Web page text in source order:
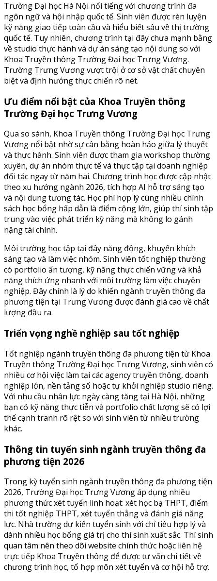
Trường Đại học Hà Nội nổi tiếng với chương trình đa
ngôn ngữ và hội nhập quốc tế. Sinh viên được rèn luyện
kỹ năng giao tiếp toàn cầu và hiểu biết sâu về thị trường
quốc tế. Tuy nhiên, chương trình tại đây chưa mạnh bằng
về studio thực hành và dự án sáng tạo nội dung so với
Khoa Truyền thông Trường Đại học Trưng Vương.
Trường Trưng Vương vượt trội ở cơ sở vật chất chuyên
biệt và định hướng thực chiến rõ nét.
Ưu điểm nổi bật của Khoa Truyền thông
Trường Đại học Trưng Vương
Qua so sánh, Khoa Truyền thông Trường Đại học Trưng
Vương nổi bật nhờ sự cân bằng hoàn hảo giữa lý thuyết
và thực hành. Sinh viên được tham gia workshop thường
xuyên, dự án nhóm thực tế và thực tập tại doanh nghiệp
đối tác ngay từ năm hai. Chương trình học được cập nhật
theo xu hướng ngành 2026, tích hợp AI hỗ trợ sáng tạo
và nội dung tương tác. Học phí hợp lý cùng nhiều chính
sách học bổng hấp dẫn là điểm cộng lớn, giúp thí sinh tập
trung vào việc phát triển kỹ năng mà không lo gánh
nặng tài chính.
Môi trường học tập tại đây năng động, khuyến khích
sáng tạo và làm việc nhóm. Sinh viên tốt nghiệp thường
có portfolio ấn tượng, kỹ năng thực chiến vững và khả
năng thích ứng nhanh với môi trường làm việc chuyên
nghiệp. Đây chính là lý do khiến ngành truyền thông đa
phương tiện tại Trưng Vương được đánh giá cao về chất
lượng đầu ra.
Triển vọng nghề nghiệp sau tốt nghiệp
Tốt nghiệp ngành truyền thông đa phương tiện từ Khoa
Truyền thông Trường Đại học Trưng Vương, sinh viên có
nhiều cơ hội việc làm tại các agency truyền thông, doanh
nghiệp lớn, nền tảng số hoặc tự khởi nghiệp studio riêng.
Với nhu cầu nhân lực ngày càng tăng tại Hà Nội, những
bạn có kỹ năng thực tiễn và portfolio chất lượng sẽ có lợi
thế cạnh tranh rõ rệt so với sinh viên từ nhiều trường
khác.
Thông tin tuyển sinh ngành truyền thông đa
phương tiện 2026
Trong kỳ tuyển sinh ngành truyền thông đa phương tiện
2026, Trường Đại học Trưng Vương áp dụng nhiều
phương thức xét tuyển linh hoạt: xét học bạ THPT, điểm
thi tốt nghiệp THPT, xét tuyển thẳng và đánh giá năng
lực. Nhà trường dự kiến tuyển sinh với chỉ tiêu hợp lý và
dành nhiều học bổng giá trị cho thí sinh xuất sắc. Thí sinh
quan tâm nên theo dõi website chính thức hoặc liên hệ
trực tiếp Khoa Truyền thông để được tư vấn chi tiết về
chương trình học, tổ hợp môn xét tuyển và cơ hội hỗ trợ.